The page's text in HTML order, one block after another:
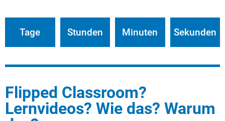
Tage Stunden Minuten Sekunden
Flipped Classroom?
Lernvideos? Wie das? Warum